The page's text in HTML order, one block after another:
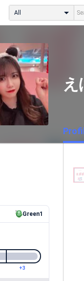
All
Green1
+3